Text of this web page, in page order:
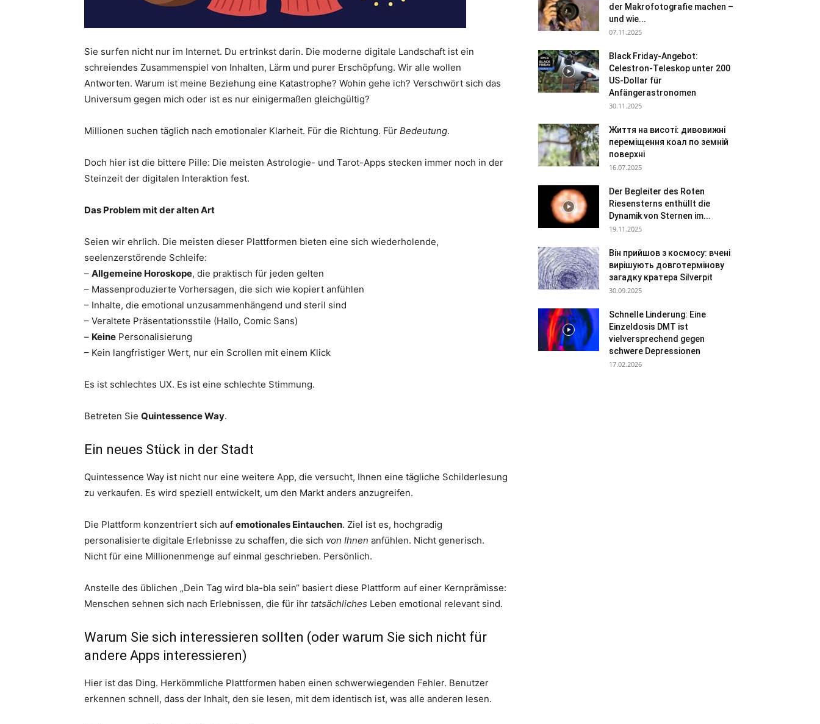
Sie surfen nicht nur im Internet. Du ertrinkst darin. Die moderne digitale Landschaft ist ein
schreiendes Zusammenspiel von Inhalten, Lärm und purer Erschöpfung. Wir alle wollen
Antworten. Warum ist meine Beziehung eine Katastrophe? Wohin gehe ich? Verschwört sich das
Universum gegen mich oder ist es nur einigermaßen gleichgültig?
Millionen suchen täglich nach emotionaler Klarheit. Für die Richtung. Für Bedeutung.
Doch hier ist die bittere Pille: Die meisten Astrologie- und Tarot-Apps stecken immer noch in der
Steinzeit der digitalen Interaktion fest.
Das Problem mit der alten Art
Seien wir ehrlich. Die meisten dieser Plattformen bieten eine sich wiederholende,
seelenzerstörende Schleife:
– Allgemeine Horoskope, die praktisch für jeden gelten
– Massenproduzierte Vorhersagen, die sich wie kopiert anfühlen
– Inhalte, die emotional unzusammenhängend und steril sind
– Veraltete Präsentationsstile (Hallo, Comic Sans)
– Keine Personalisierung
– Kein langfristiger Wert, nur ein Scrollen mit einem Klick
Es ist schlechtes UX. Es ist eine schlechte Stimmung.
Betreten Sie Quintessence Way.
Ein neues Stück in der Stadt
Quintessence Way ist nicht nur eine weitere App, die versucht, Ihnen eine tägliche Schilderlesung
zu verkaufen. Es wird speziell entwickelt, um den Markt anders anzugreifen.
Die Plattform konzentriert sich auf emotionales Eintauchen. Ziel ist es, hochgradig
personalisierte digitale Erlebnisse zu schaffen, die sich von Ihnen anfühlen. Nicht generisch.
Nicht für eine Millionenmenge auf einmal geschrieben. Persönlich.
Anstelle des üblichen „Dein Tag wird bla-bla sein“ basiert diese Plattform auf einer Kernprämisse:
Menschen sehnen sich nach Erlebnissen, die für ihr tatsächliches Leben emotional relevant sind.
Warum Sie sich interessieren sollten (oder warum Sie sich nicht für
andere Apps interessieren)
Hier ist das Ding. Herkömmliche Plattformen haben einen schwerwiegenden Fehler. Benutzer
erkennen schnell, dass der Inhalt, den sie lesen, mit dem identisch ist, was alle anderen lesen.
der Makrofotografie machen –
und wie...
07.11.2025
Black Friday-Angebot:
Celestron-Teleskop unter 200
US-Dollar für
Anfängerastronomen
30.11.2025
Життя на висоті: дивовижні
переміщення коал по земній
поверхні
16.07.2025
Der Begleiter des Roten
Riesensterns enthüllt die
Dynamik von Sternen im...
19.11.2025
Він прийшов з космосу: вчені
вирішують довготермінову
загадку кратера Silverpit
30.09.2025
Schnelle Linderung: Eine
Einzeldosis DMT ist
vielversprechend gegen
schwere Depressionen
17.02.2026